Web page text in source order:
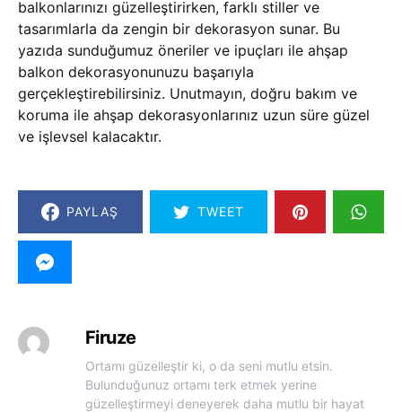
balkonlarınızı güzelleştirirken, farklı stiller ve
tasarımlarla da zengin bir dekorasyon sunar. Bu
yazıda sunduğumuz öneriler ve ipuçları ile ahşap
balkon dekorasyonunuzu başarıyla
gerçekleştirebilirsiniz. Unutmayın, doğru bakım ve
koruma ile ahşap dekorasyonlarınız uzun süre güzel
ve işlevsel kalacaktır.
PAYLAŞ TWEET
Firuze
Ortamı güzelleştir ki, o da seni mutlu etsin.
Bulunduğunuz ortamı terk etmek yerine
güzelleştirmeyi deneyerek daha mutlu bir hayat